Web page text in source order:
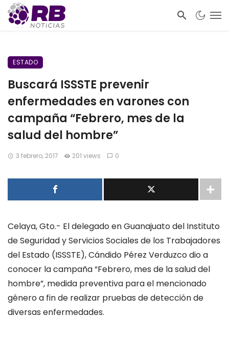
ESTADO
Buscará ISSSTE prevenir
enfermedades en varones con
campaña “Febrero, mes de la
salud del hombre”
3 febrero, 2017 201 views 0
Celaya, Gto.- El delegado en Guanajuato del Instituto
de Seguridad y Servicios Sociales de los Trabajadores
del Estado (ISSSTE), Cándido Pérez Verduzco dio a
conocer la campaña “Febrero, mes de la salud del
hombre”, medida preventiva para el mencionado
género a fin de realizar pruebas de detección de
diversas enfermedades.